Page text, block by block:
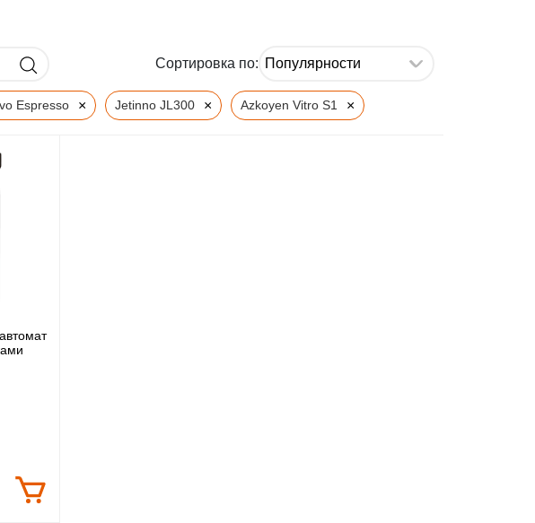
Сортировка по:
Espresso × Jetinno JL300 × Azkoyen Vitro S1 ×